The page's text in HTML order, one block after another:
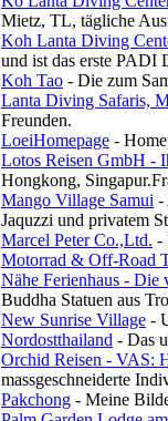
Mietz, TL, tägliche
Koh Lanta Diving
und ist das erste
Koh Tao - Die zum
Lanta Diving Safaris,
Freunden.
LoeiHomepage -
Lotos Reisen GmbH -
Hongkong,
Mango Village Samui -
Jaquzzi und privatem
Marcel Peter Co.,Ltd. -
Motorrad & Off-Road
Nähe Ferienhaus - Die
Buddha Statuen aus
New Sunrise Village -
Nordostthailand - Das
Orchid Reisen - VAS:
massgeschneiderte
Pakchong - Meine